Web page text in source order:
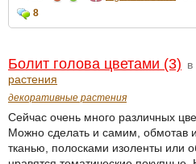
8
Болит голова цветами (3)
растения
декоративные растения
Сейчас очень много различных
Можно сделать и самим, обмотав
тканью, полосками изоленты или